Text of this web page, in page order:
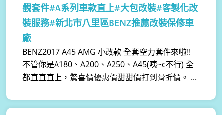
觀套件#A系列車款直上#大包改裝#客製化改
裝服務#新北市八里區BENZ推薦改裝保修車
廠
BENZ2017 A45 AMG 小改款 全套空力套件來啦!!
不管你是A180、A200、A250、A45(咦~c不行) 全
都直直直上，驚喜價優惠價甜甜價打到骨折價。 ...